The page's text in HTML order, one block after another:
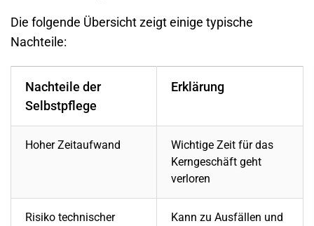
Die folgende Übersicht zeigt einige typische
Nachteile:
Nachteile der
Selbstpflege
Erklärung
Hoher Zeitaufwand
Wichtige Zeit für das
Kerngeschäft geht
verloren
Risiko technischer
Kann zu Ausfällen und